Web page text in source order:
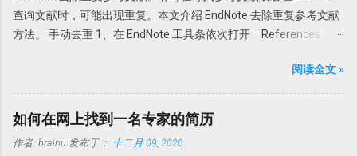
作系统，复制 X64 文件夹内的文件。 下载地址
https://howsci.pipipan.com/fs/1583321-237058340 链接:
动导入新的文献。 但是注意Endnote X7 不能自动导入完整的资料，
有时可以缺少部分内容，如摘要或者页码等等。此时需要手动补
重命名：PDF Auto Renaming Options 以前通过File-Import-File或
Fold功能导入的文献或者通过File Attachments添加的附件，PDF文
件名都以原始名称。这样做的坏外有很多，因为很多下载的文章名
称都是一些无意义的名字，如数字和字母的组合。在Endnote存档
查询文献时，可能出现重复。本文介绍 EndNote 去除重复参考文献
方法。 手动去重 1、在 EndNote 工具条依次打开「References」
参考文献，然后选择保留哪一个。 3、如果选择「Cancel」，可以
回到EndNote，一次性删除重复的参考文献。 EndNote如何判定参
考文献是否重复？此时需要设置一下。 依次选择「Edit」
→「Preferences」→「Duplicates」 一般来讲，如果两篇文献的作
者，发表年代，以及题目一样即可认为是一样的参考文献。因此，
阅读全文 »
如何在网上找到一名专家的简历
作者: brainu 发布于： 十二月 09, 2020